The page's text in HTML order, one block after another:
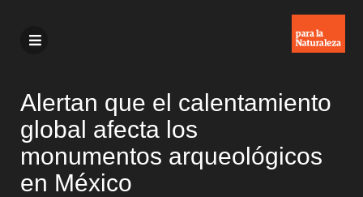
Alertan que el calentamiento
global afecta los
monumentos arqueológicos
en México